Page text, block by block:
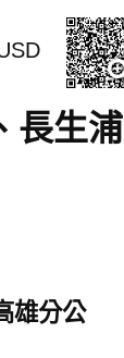
長生浦
雄分公